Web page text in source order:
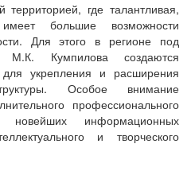
территорией, где талантливая,
большие возможности
Для этого в регионе под
М.К. Кумпилова создаются
укрепления и расширения
Особое внимание
профессионального
информационных
и творческого